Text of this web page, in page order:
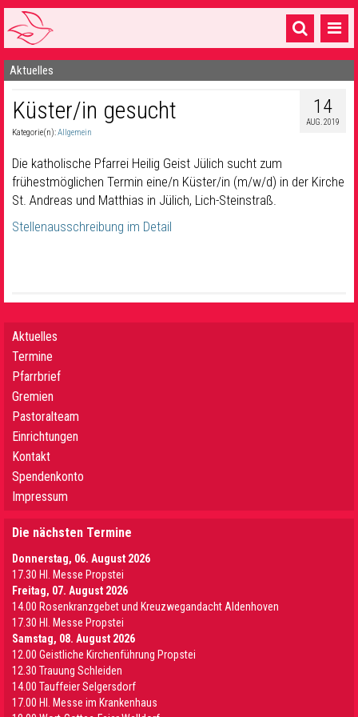
Startseite
1 Pfarrei
16 Gemeinden & mehr
Gottesdienste & Sinnsuche
Sakramente & Feste
Gemeinschaft & Soziales
Seelsorge & Kontakt
Aktuelles
14
AUG. 2019
Küster/in gesucht
Kategorie(n):Allgemein
Die katholische Pfarrei Heilig Geist Jülich sucht zum
frühestmöglichen Termin eine/n Küster/in (m/w/d) in der Kirche
St. Andreas und Matthias in Jülich, Lich-Steinstraß.
Stellenausschreibung im Detail
Aktuelles
Termine
Pfarrbrief
Gremien
Pastoralteam
Einrichtungen
Kontakt
Spendenkonto
Impressum
Die nächsten Termine
Donnerstag, 06. August 2026
17.30 Hl. Messe Propstei
Freitag, 07. August 2026
14.00 Rosenkranzgebet und Kreuzwegandacht Aldenhoven
17.30 Hl. Messe Propstei
Samstag, 08. August 2026
12.00 Geistliche Kirchenführung Propstei
12.30 Trauung Schleiden
14.00 Tauffeier Selgersdorf
17.00 Hl. Messe im Krankenhaus